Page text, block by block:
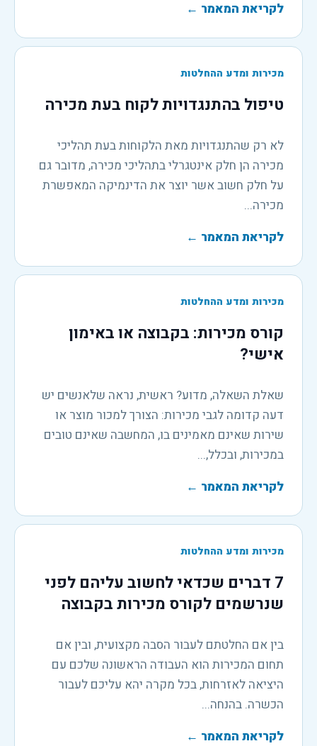
לקריאת המאמר ←
מכירות ומדע ההחלטות
טיפול בהתנגדויות לקוח בעת מכירה
לא רק שהתנגדויות מאת הלקוחות בעת תהליכי
מכירה הן חלק אינטגרלי בתהליכי מכירה, מדובר גם
על חלק חשוב אשר יוצר את הדינמיקה המאפשרת
מכירה...
לקריאת המאמר ←
מכירות ומדע ההחלטות
קורס מכירות: בקבוצה או באימון
אישי?
שאלת השאלה, מדוע? ראשית, נראה שלאנשים יש
דעה קדומה לגבי מכירות: הצורך למכור מוצר או
שירות שאינם מאמינים בו, המחשבה שאינם טובים
במכירות, ובכלל,...
לקריאת המאמר ←
מכירות ומדע ההחלטות
7 דברים שכדאי לחשוב עליהם לפני
שנרשמים לקורס מכירות בקבוצה
בין אם החלטתם לעבור הסבה מקצועית, ובין אם
תחום המכירות הוא העבודה הראשונה שלכם עם
היציאה לאזרחות, בכל מקרה יהא עליכם לעבור
הכשרה. בהנחה...
לקריאת המאמר ←